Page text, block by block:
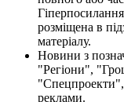
розміщена в
матеріалу.
Новини з
"Регіони",
реклами.